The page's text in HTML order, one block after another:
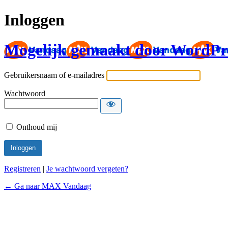
Inloggen
Mogelijk gemaakt door
Gebruikersnaam of e-mailadres
Wachtwoord
Onthoud mij
Registreren | Je wachtwoord vergeten?
← Ga naar MAX Vandaag